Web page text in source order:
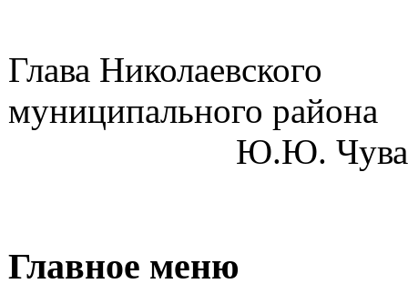
Глава Николаевского
Ю.Ю.
Главное меню